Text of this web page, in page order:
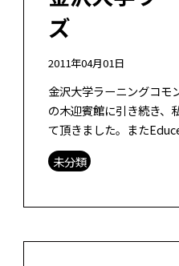
ズ
2011年04月01日
金沢大学ラーニングコモ
の木迎賓館に引き続き、
て頂きました。また
＠東京大学にもコンセプ
なりました。ありがとう
未分類